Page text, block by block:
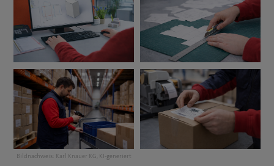
Bildnachweis: Karl Knauer KG, KI-generiert